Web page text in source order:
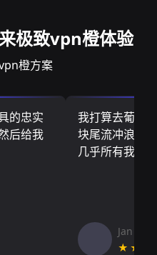
极致vpn橙体验
橙方案
的忠实
后给我
我打算去葡萄
块尾流冲浪板
几乎所有我需
Jan V